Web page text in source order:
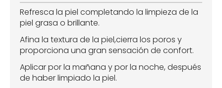
Refresca la piel completando la limpieza de la
piel grasa o brillante.
Afina la textura de la piel,cierra los poros y
proporciona una gran sensación de confort.
Aplicar por la mañana y por la noche, después
de haber limpiado la piel.